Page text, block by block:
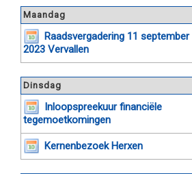
Maandag
Raadsvergadering 11 september
2023 Vervallen
Dinsdag
Inloopspreekuur financiële
tegemoetkomingen
Kernenbezoek Herxen